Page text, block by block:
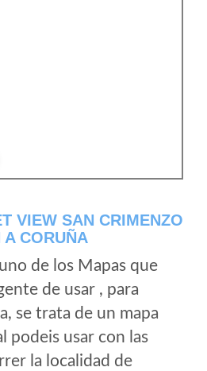
VIEW SAN CRIMENZO
A CORUÑA
de los Mapas que
de usar , para
se trata de un mapa
podeis usar con las
la localidad de